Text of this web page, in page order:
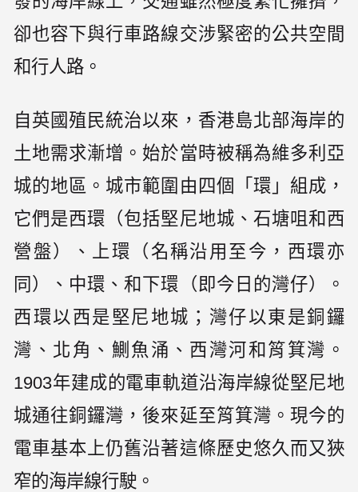
卻也容下與行車路線交涉緊密的公共空間
和行人路。
自英國殖民統治以來，香港島北部海岸的
土地需求漸增。始於當時被稱為維多利亞
城的地區。城市範圍由四個「環」組成，
它們是西環（包括堅尼地城、石塘咀和西
營盤）、上環（名稱沿用至今，西環亦
同）、中環、和下環（即今日的灣仔）。
西環以西是堅尼地城；灣仔以東是銅鑼
灣、北角、鰂魚涌、西灣河和筲箕灣。
1903年建成的電車軌道沿海岸線從堅尼地
城通往銅鑼灣，後來延至筲箕灣。現今的
電車基本上仍舊沿著這條歷史悠久而又狹
窄的海岸線行駛。